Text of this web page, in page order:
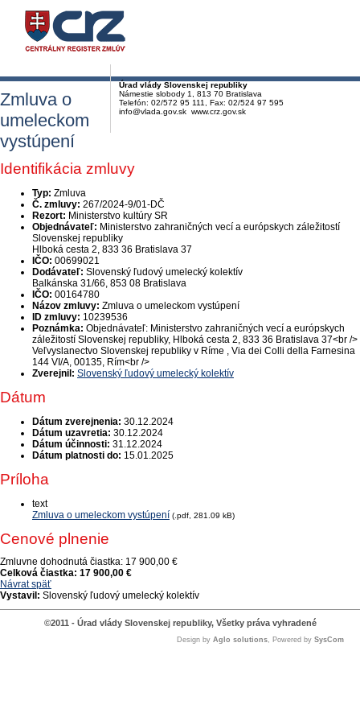
Úrad vlády Slovenskej republiky
Námestie slobody 1, 813 70 Bratislava
Telefón: 02/572 95 111, Fax: 02/524 97 595
info@vlada.gov.sk www.crz.gov.sk
Zmluva o
umeleckom
vystúpení
Identifikácia zmluvy
Typ: Zmluva
Č. zmluvy: 267/2024-9/01-DČ
Rezort: Ministerstvo kultúry SR
Objednávateľ: Ministerstvo zahraničných vecí a európskych záležitostí
Slovenskej republiky
Hlboká cesta 2, 833 36 Bratislava 37
IČO: 00699021
Dodávateľ: Slovenský ľudový umelecký kolektív
Balkánska 31/66, 853 08 Bratislava
IČO: 00164780
Názov zmluvy: Zmluva o umeleckom vystúpení
ID zmluvy: 10239536
Poznámka: Objednávateľ: Ministerstvo zahraničných vecí a európskych
záležitostí Slovenskej republiky, Hlboká cesta 2, 833 36 Bratislava 37<br />
Veľvyslanectvo Slovenskej republiky v Ríme , Via dei Colli della Farnesina
144 VI/A, 00135, Rím<br />
Zverejnil: Slovenský ľudový umelecký kolektív
Dátum
Dátum zverejnenia: 30.12.2024
Dátum uzavretia: 30.12.2024
Dátum účinnosti: 31.12.2024
Dátum platnosti do: 15.01.2025
Príloha
text
Zmluva o umeleckom vystúpení (.pdf, 281.09 kB)
Cenové plnenie
Zmluvne dohodnutá čiastka: 17 900,00 €
Celková čiastka: 17 900,00 €
Návrat späť
Vystavil: Slovenský ľudový umelecký kolektív
©2011 - Úrad vlády Slovenskej republiky, Všetky práva vyhradené
Design by Aglo solutions, Powered by SysCom